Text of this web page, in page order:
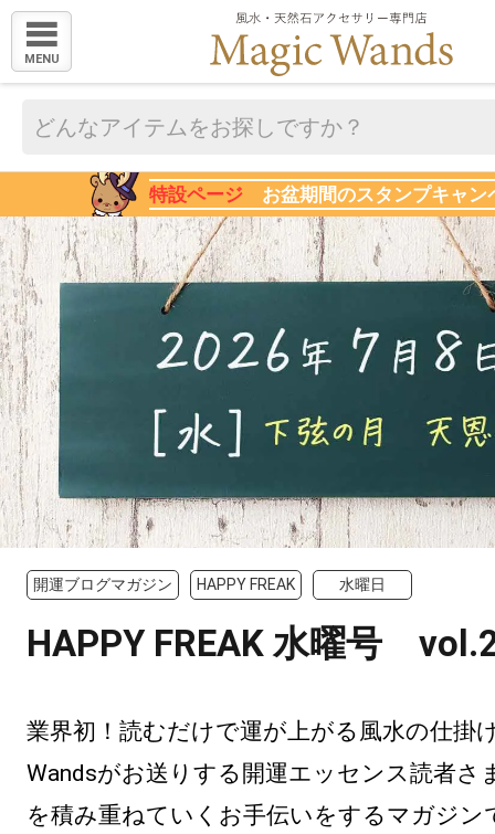
MENU
特設ページ お盆期間のスタンプキャン
開運ブログマガジン HAPPY FREAK 水曜日
HAPPY FREAK 水曜号
業界初！読むだけで運が上がる風水の仕掛
Wandsがお送りする開運エッセンス読者さ
を積み重ねていくお手伝いをするマガジン